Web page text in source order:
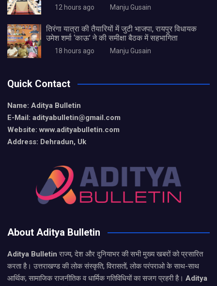
12 hours ago Manju Gusain
तिरंगा यात्रा की तैयारियों में जुटी भाजपा, रायपुर विधायक
उमेश शर्मा ‘काऊ’ ने की समीक्षा बैठक में सहभागिता
18 hours ago Manju Gusain
Quick Contact
Name: Aditya Bulletin
E-Mail: adityabulletin@gmail.com
Website: www.adityabulletin.com
Address: Dehradun, Uk
About Aditya Bulletin
Aditya Bulletinराज्य, देश और दुनियाभर की सभी मुख्य खबरों को प्रसारित
करता है। उत्तराखण्ड की लोक संस्कृति, विरासतों, लोक परंपराओ के साथ-साथ
आर्थिक, सामाजिक राजनीतिक व धार्मिक गतिविधियों का सजग प्रहरी है। Aditya